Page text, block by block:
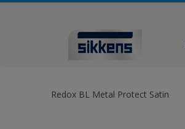
Redox BL Metal Protect Satin